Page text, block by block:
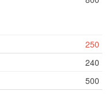
250
240
500